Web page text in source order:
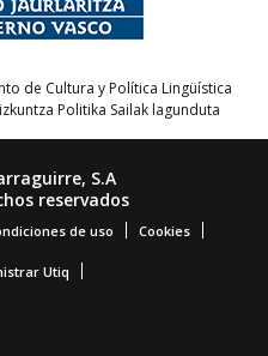
de Cultura y Política Lingüística
Politika Sailak lagunduta
S.A
reservados
de uso Cookies
Utiq